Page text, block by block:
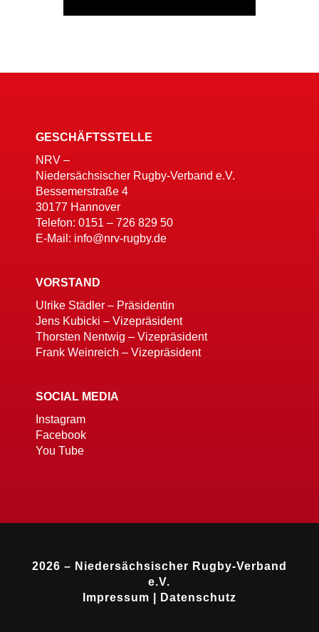
GESCHÄFTSSTELLE
NRV –
Niedersächsischer Rugby-Verband e.V.
Bessemerstraße 4
30177 Hannover
Telefon: 0151 – 726 829 50
E-Mail: info@nrv-rugby.de
VORSTAND
Ulrike Städler – Präsidentin
Jens Kubicki – Vizepräsident
Thorsten Nentwig – Vizepräsident
Frank Weinreich – Vizepräsident
SOCIAL MEDIA
Instagram
Facebook
You Tube
2026 – Niedersächsischer Rugby-Verband
e.V.
Impressum
Datenschutz